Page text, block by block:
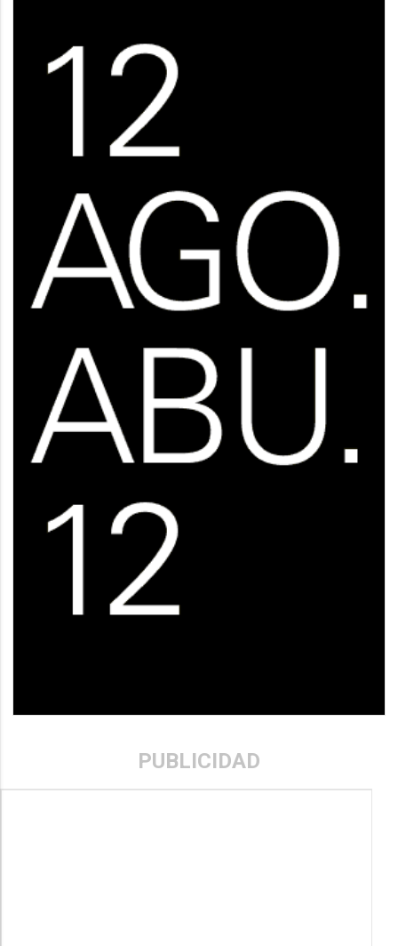
PUBLICIDAD